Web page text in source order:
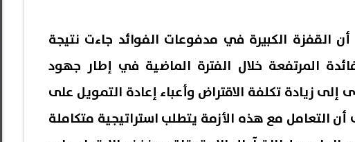
القفزة الكبيرة في مدفوعات الفوائد جاءت نتيجة
المرتفعة خلال الفترة الماضية في إطار جهود
زيادة تكلفة الاقتراض وأعباء إعادة التمويل على
أن التعامل مع هذه الأزمة يتطلب استراتيجية متكاملة